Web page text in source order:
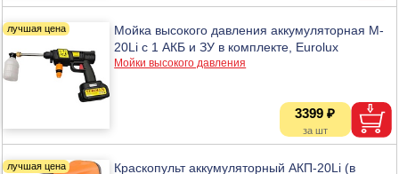
Мойка высокого давления аккумуляторная M-
20Li с 1 АКБ и ЗУ в комплекте, Eurolux
Мойки высокого давления
3399 ₽
Краскопульт аккумуляторный АКП-20Li (в